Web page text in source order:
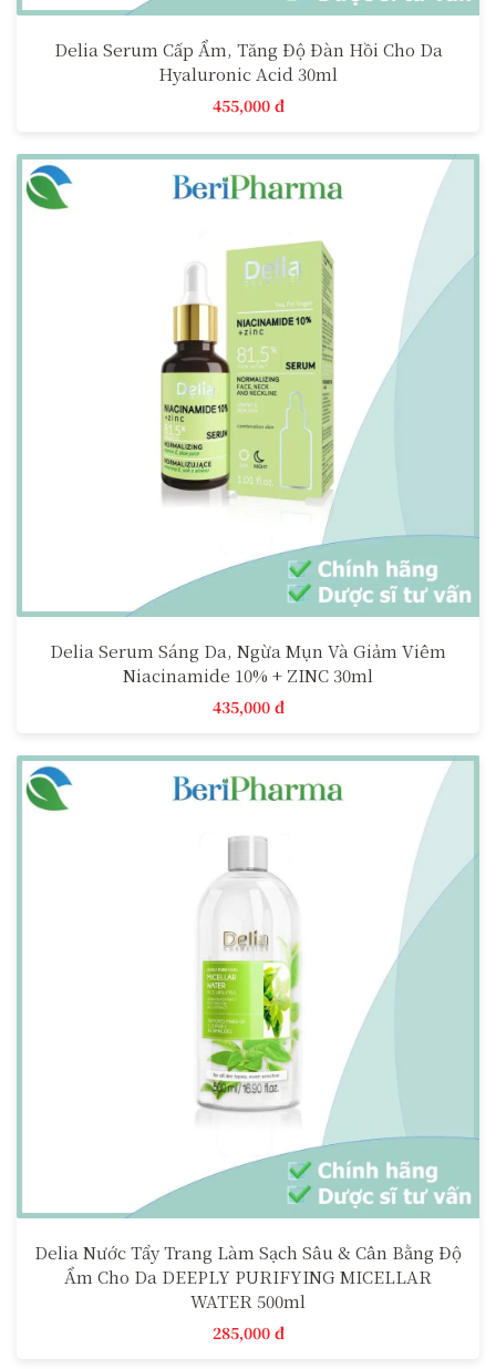
Delia Serum Cấp Ẩm, Tăng Độ Đàn Hồi Cho Da
Hyaluronic Acid 30ml
455,000 đ
Delia Serum Sáng Da, Ngừa Mụn Và Giảm Viêm
Niacinamide 10% + ZINC 30ml
435,000 đ
Delia Nước Tẩy Trang Làm Sạch Sâu & Cân Bằng Độ
Ẩm Cho Da DEEPLY PURIFYING MICELLAR
WATER 500ml
285,000 đ